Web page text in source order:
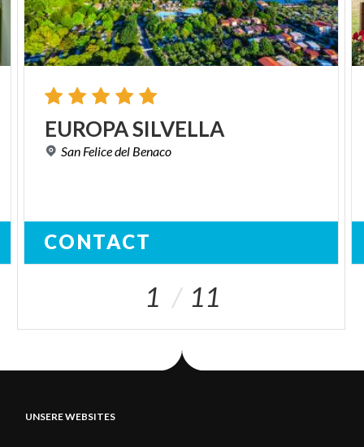
EUROPASILVELLA
San Felicedel Benaco
CONTACT
1 11
UNSERE WEBSITES